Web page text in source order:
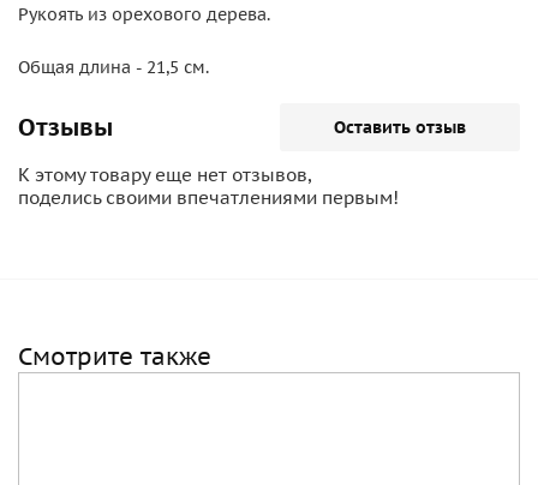
Рукоять из орехового дерева.
Общая длина - 21,5 см.
Отзывы Оставить отзыв
К этому товару еще нет отзывов,
поделись своими впечатлениями первым!
Смотрите также